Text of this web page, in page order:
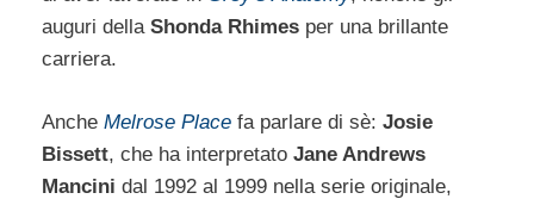
auguri della Shonda Rhimes per una brillante
carriera.
Anche Melrose Place fa parlare di sè: Josie
Bissett, che ha interpretato Jane Andrews
Mancini dal 1992 al 1999 nella serie originale,